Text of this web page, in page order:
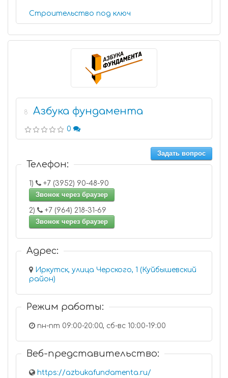
Строительство под ключ
8 Азбука фундамента
0
Задать вопрос
Телефон:
1)
+7 (3952) 90-48-90
Звонок через браузер
2)
+7 (964) 218-31-69
Звонок через браузер
Адрес:
Иркутск, улица Черского, 1 (Куйбышевский
район)
Режим работы:
пн-пт 09:00-20:00, сб-вс 10:00-19:00
Веб-представительство:
https://azbukafundamenta.ru/